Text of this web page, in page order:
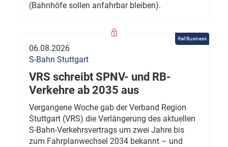
(Bahnhöfe sollen anfahrbar bleiben).
Rail Business
06.08.2026
S-Bahn Stuttgart
VRS schreibt SPNV- und RB-
Verkehre ab 2035 aus
Vergangene Woche gab der Verband Region
Stuttgart (VRS) die Verlängerung des aktuellen
S-Bahn-Verkehrsvertrags um zwei Jahre bis
zum Fahrplanwechsel 2034 bekannt – und